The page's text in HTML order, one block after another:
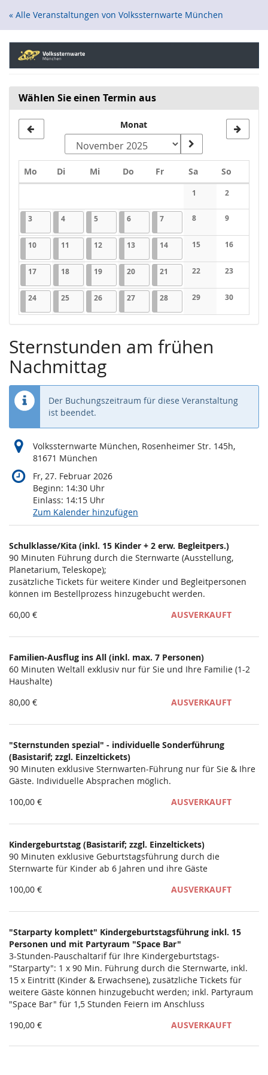
Zum
« Alle Veranstaltungen von Volkssternwarte München
Wählen Sie einen Termin aus
Monat
Mo Montag
DiDienstag
MiMittwoch
Do Donnerstag
FrFreitagSaSamstag
So
1
Keine
2
Keine
303.11.2025
1 Veranstaltung
404.11.2025
1 Veranstaltung
505.11.2025
1 Veranstaltung
606.11.2025
1 Veranstaltung
707.11.2025
1 Veranstaltung
8
Keine
9
Keine
1010.11.2025
1 Veranstaltung
11 11.11.2025
1 Veranstaltung
1212.11.2025
1 Veranstaltung
1313.11.2025
1 Veranstaltung
1414.11.2025
1 Veranstaltung
15
Keine
16
Keine
1717.11.2025
1 Veranstaltung
1818.11.2025
1 Veranstaltung
1919.11.2025
1 Veranstaltung
2020.11.2025
1 Veranstaltung
21 21.11.2025
1 Veranstaltung
22
Keine
23
Keine
2424.11.2025
1 Veranstaltung
2525.11.2025
1 Veranstaltung
2626.11.2025
1 Veranstaltung
2727.11.2025
1 Veranstaltung
2828.11.2025
1 Veranstaltung
29
Keine
30
Keine
Sternstunden am frühen
Nachmittag
Der Buchungszeitraum für diese Veranstaltung
ist beendet.
Volkssternwarte München, Rosenheimer Str. 145h,
81671 München
Fr, 27. Februar 2026
Beginn: 14:30 Uhr
Einlass: 14:15 Uhr
Zum Kalender hinzufügen
Produkte
Unkategorisierte
Produkte
Schulklasse/Kita (inkl. 15 Kinder + 2 erw. Begleitpers.)
90 Minuten Führung durch die Sternwarte (Ausstellung,
Planetarium, Teleskope);
zusätzliche Tickets für weitere Kinder und Begleitpersonen
können im Bestellprozess hinzugebucht werden.
60,00 €
AUSVERKAUFT
Familien-Ausflug ins All (inkl. max. 7 Personen)
60 Minuten Weltall exklusiv nur für Sie und Ihre Familie (1-2
Haushalte)
80,00 €
AUSVERKAUFT
"Sternstunden spezial" - individuelle Sonderführung
(Basistarif; zzgl. Einzeltickets)
90 Minuten exklusive Sternwarten-Führung nur für Sie & Ihre
Gäste. Individuelle Absprachen möglich.
100,00 €
AUSVERKAUFT
Kindergeburtstag (Basistarif; zzgl. Einzeltickets)
90 Minuten exklusive Geburtstagsführung durch die
Sternwarte für Kinder ab 6 Jahren und ihre Gäste
100,00 €
AUSVERKAUFT
"Starparty komplett" Kindergeburtstagsführung inkl. 15
Personen und mit Partyraum "Space Bar"
3-Stunden-Pauschaltarif für Ihre Kindergeburtstags-
"Starparty": 1 x 90 Min. Führung durch die Sternwarte, inkl.
15 x Eintritt (Kinder & Erwachsene), zusätzliche Tickets für
weitere Gäste können hinzugebucht werden; inkl. Partyraum
"Space Bar" für 1,5 Stunden Feiern im Anschluss
190,00 €
AUSVERKAUFT